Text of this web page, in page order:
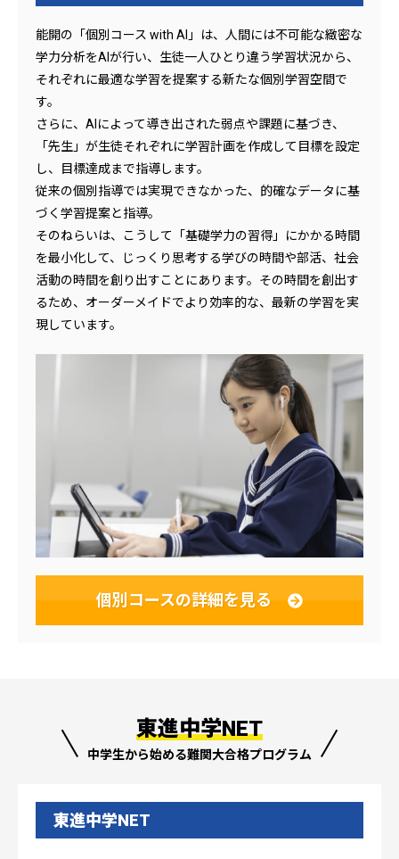
能開の「個別コース with AI」は、人間には不可能な緻密な
学力分析をAIが行い、生徒一人ひとり違う学習状況から、
それぞれに最適な学習を提案する新たな個別学習空間で
す。
さらに、AIによって導き出された弱点や課題に基づき、
「先生」が生徒それぞれに学習計画を作成して目標を設定
し、目標達成まで指導します。
従来の個別指導では実現できなかった、的確なデータに基
づく学習提案と指導。
そのねらいは、こうして「基礎学力の習得」にかかる時間
を最小化して、じっくり思考する学びの時間や部活、社会
活動の時間を創り出すことにあります。その時間を創出す
るため、オーダーメイドでより効率的な、最新の学習を実
現しています。
個別コースの詳細を見る
東進中学NET
中学生から始める難関大合格プログラム
東進中学NET